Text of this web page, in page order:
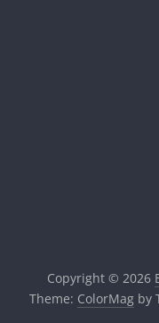
Copyright © 2026
Theme: ColorMagby